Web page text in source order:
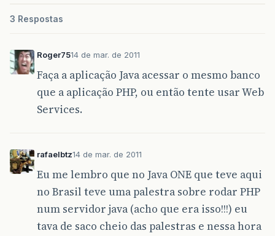
3 Respostas
Roger7514 de mar. de 2011
Faça a aplicação Java acessar o mesmo banco
que a aplicação PHP, ou então tente usar Web
Services.
rafaelbtz14 de mar. de 2011
Eu me lembro que no Java ONE que teve aqui
no Brasil teve uma palestra sobre rodar PHP
num servidor java (acho que era isso!!!) eu
tava de saco cheio das palestras e nessa hora